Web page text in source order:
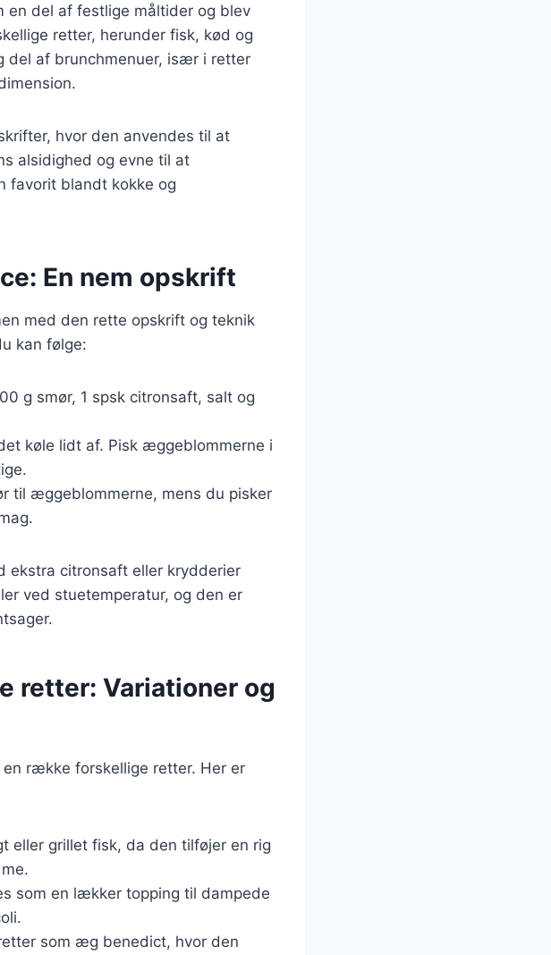
en del af festlige måltider og blev
retter, herunder fisk, kød og
del af brunchmenuer, især i retter
hvor den anvendes til at
alsidighed og evne til at
favorit blandt kokke og
En nem opskrift
med den rette opskrift og teknik
kan følge:
g smør, 1 spsk citronsaft, salt og
køle lidt af. Pisk æggeblommerne i
til æggeblommerne, mens du pisker
ekstra citronsaft eller krydderier
ved stuetemperatur, og den er
retter: Variationer og
række forskellige retter. Her er
eller grillet fisk, da den tilføjer en rig
som en lækker topping til dampede
som æg benedict, hvor den